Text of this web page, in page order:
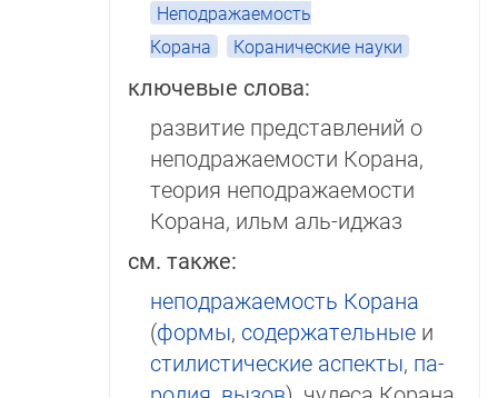
Неподражаемость
Корана
Коранические науки
ключевые слова:
развитие представлений о
неподражаемости Корана,
теория неподражаемости
Корана, ильм аль-иджаз
см. также:
неподражаемость Корана
(фор­мы, содержатель­ные и
стилистические ас­пек­ты, па­